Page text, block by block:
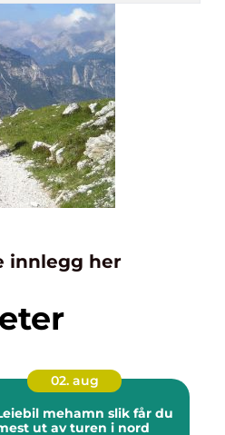
innlegg her
02. aug
mehamn slik får du
ut av turen i nord